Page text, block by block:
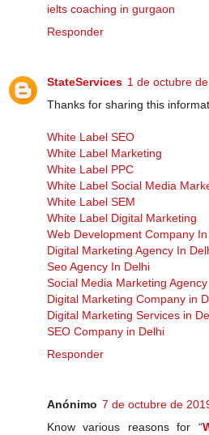
ielts coaching in gurgaon
Responder
StateServices 1 de octubre
Thanks for sharing this
White Label SEO
White Label Marketing
White Label PPC
White Label Social Media
White Label SEM
White Label Digital Marketing
Web Development Company
Digital Marketing Agency In
Seo Agency In Delhi
Social Media Marketing
Digital Marketing Company in
Digital Marketing Services in
SEO Company in Delhi
Responder
Anónimo 7 de octubre de
Know various reasons for “